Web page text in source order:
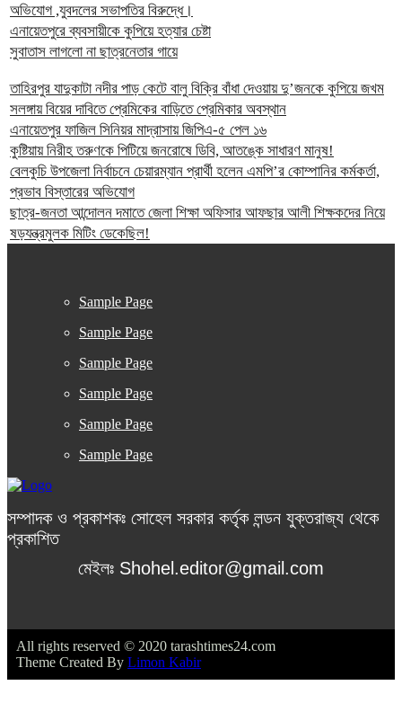
অভিযোগ ,যুবদলের সভাপতির বিরুদ্ধে।
এনায়েতপুরে ব্যবসায়ীকে কুপিয়ে হত্যার চেষ্টা
সুবাতাস লাগলো না ছাত্রনেতার গায়ে
তাহিরপুর যাদুকাটা নদীর পাড় কেটে বালু বিক্রি বাঁধা দেওয়ায় দু’জনকে কুপিয়ে জখম
সলঙ্গায় বিয়ের দাবিতে প্রেমিকের বাড়িতে প্রেমিকার অবস্থান
এনায়েতপুর ফাজিল সিনিয়র মাদ্রাসায় জিপিএ-৫ পেল ১৬
কুষ্টিয়ায় নিরীহ তরুণকে পিটিয়ে জনরোষে ডিবি, আতঙ্কে সাধারণ মানুষ!
বেলকুচি উপজেলা নির্বাচনে চেয়ারম্যান প্রার্থী হলেন এমপি’র কোম্পানির কর্মকর্তা,
প্রভাব বিস্তারের অভিযোগ
ছাত্র-জনতা আন্দোলন দমাতে জেলা শিক্ষা অফিসার আফছার আলী শিক্ষকদের নিয়ে
ষড়যন্ত্রমুলক মিটিং ডেকেছিল!
Sample Page
Sample Page
Sample Page
Sample Page
Sample Page
Sample Page
সম্পাদক ও প্রকাশকঃ সোহেল সরকার কর্তৃক লন্ডন যুক্তরাজ্য থেকে
প্রকাশিত
মেইলঃ Shohel.editor@gmail.com
All rights reserved © 2020 tarashtimes24.com
Theme Created By Limon Kabir